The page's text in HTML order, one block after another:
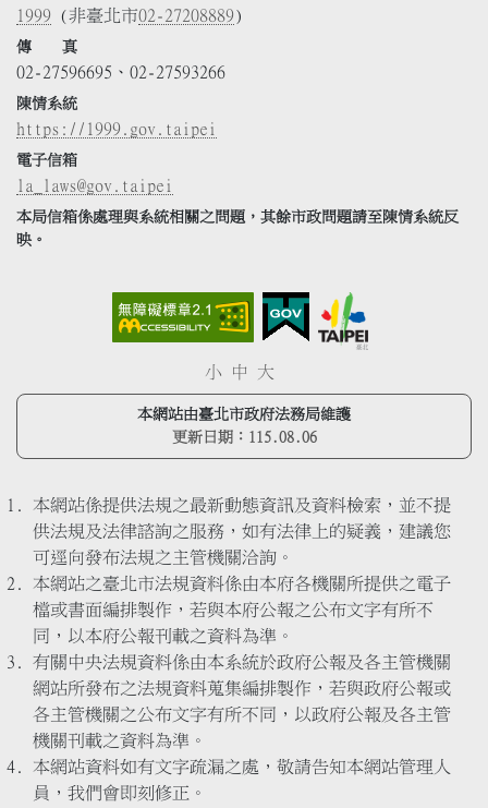
1999 (非臺北市02-27208889)
傳 真
02-27596695、02-27593266
陳情系統
https://1999.gov.taipei
電子信箱
la_laws@gov.taipei
本局信箱係處理與系統相關之問題，其餘市政問題請至陳情系統反
映。
小 中 大
本網站由臺北市政府法務局維護
更新日期： 115.08.06
本網站係提供法規之最新動態資訊及資料檢索，並不提
供法規及法律諮詢之服務，如有法律上的疑義，建議您
可逕向發布法規之主管機關洽詢。
本網站之臺北市法規資料係由本府各機關所提供之電子
檔或書面編排製作，若與本府公報之公布文字有所不
同，以本府公報刊載之資料為準。
有關中央法規資料係由本系統於政府公報及各主管機關
網站所發布之法規資料蒐集編排製作，若與政府公報或
各主管機關之公布文字有所不同，以政府公報及各主管
機關刊載之資料為準。
本網站資料如有文字疏漏之處，敬請告知本網站管理人
員，我們會即刻修正。